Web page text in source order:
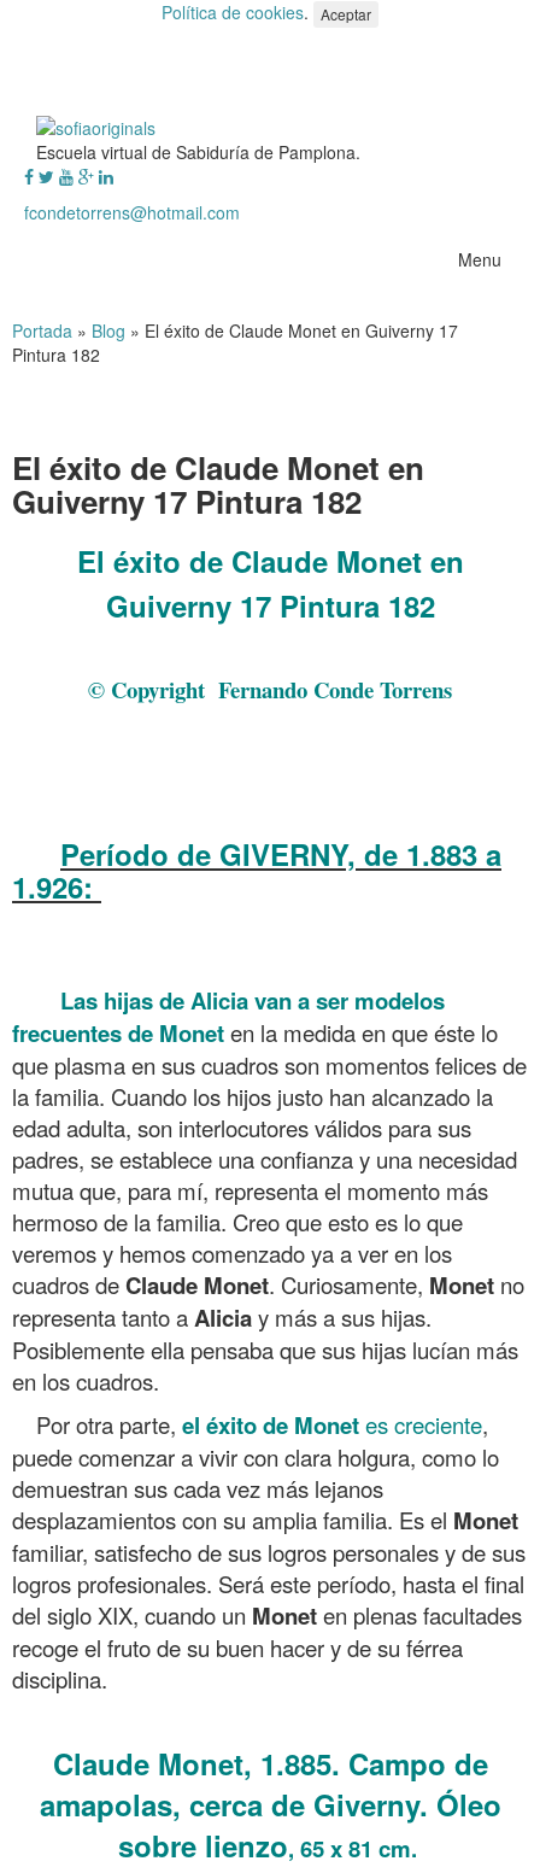
Política de cookies. Aceptar
Escuela virtual de Sabiduría de Pamplona.
fcondetorrens@hotmail.com
Menu
Portada » Blog » El éxito de Claude Monet en Guiverny 17
Pintura 182
El éxito de Claude Monet en
Guiverny 17 Pintura 182
El éxito de Claude Moneten
Guiverny 17 Pintura 182
© Copyright Fernando Conde Torrens
Período de GIVERNY, de 1.883 a
1.926:
Las hijas de Alicia van a ser modelos
frecuentes de Moneten la medida en que éste lo
que plasma en sus cuadros son momentos felices de
la familia. Cuando los hijos justo han alcanzado la
edad adulta, son interlocutores válidos para sus
padres, se establece una confianza y una necesidad
mutua que, para mí, representa el momento más
hermoso de la familia. Creo que esto es lo que
veremos y hemos comenzado ya a ver en los
cuadros deClaude Monet. Curiosamente, Monet no
representa tanto aAliciay más a sus hijas.
Posiblemente ella pensaba que sus hijas lucían más
en los cuadros.
Por otra parte, el éxito de Monetes creciente,
puede comenzar a vivir con clara holgura, como lo
demuestran sus cada vez más lejanos
desplazamientos con su amplia familia. Es el Monet
familiar, satisfecho de sus logros personales y de sus
logros profesionales. Será este período, hasta el final
del siglo XIX, cuando un Moneten plenas facultades
recoge el fruto de su buen hacer y de su férrea
disciplina.
Claude Monet, 1.885. Campo de
amapolas, cerca de Giverny. Óleo
sobre lienzo, 65 x 81 cm.